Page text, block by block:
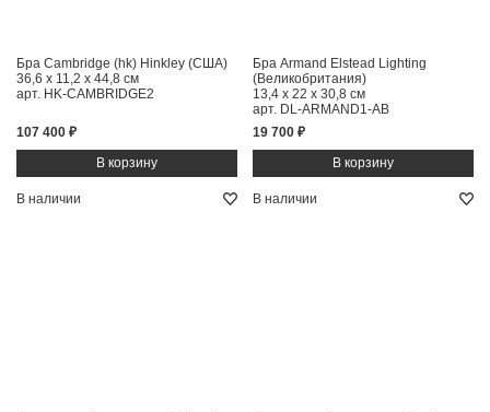
Бра Cambridge (hk) Hinkley (США)
36,6 x 11,2 x 44,8 см
арт. HK-CAMBRIDGE2
107 400 ₽
Бра Armand Elstead Lighting
(Великобритания)
13,4 x 22 x 30,8 см
арт. DL-ARMAND1-AB
19 700 ₽
В наличии В наличии